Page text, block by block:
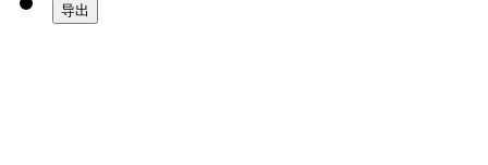
导出